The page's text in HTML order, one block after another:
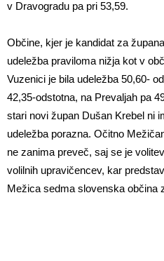
v Dravogradu pa pri 53,59.
Občine, kjer je kandidat za
udeležba praviloma nižja kot v
Vuzenici je bila udeležba 50,60-
42,35-odstotna, na Prevaljah pa
stari novi župan Dušan Krebel ni
udeležba porazna. Očitno
ne zanima preveč, saj se je
volilnih upravičencev, kar
Mežica sedma slovenska občina